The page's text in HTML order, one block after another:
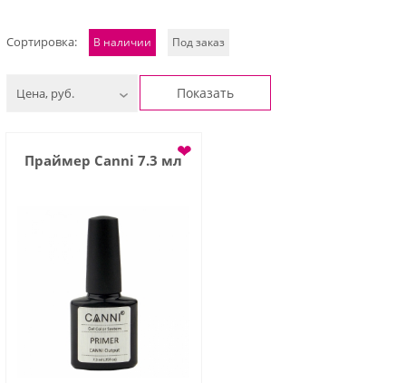
Сортировка: В наличии Под заказ
Цена, руб. Показать
Праймер Canni 7.3 мл❤